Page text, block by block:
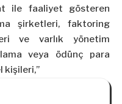
ile faaliyet gösteren
şirketleri, faktoring
ve varlık yönetim
veya ödünç para
kişileri,”